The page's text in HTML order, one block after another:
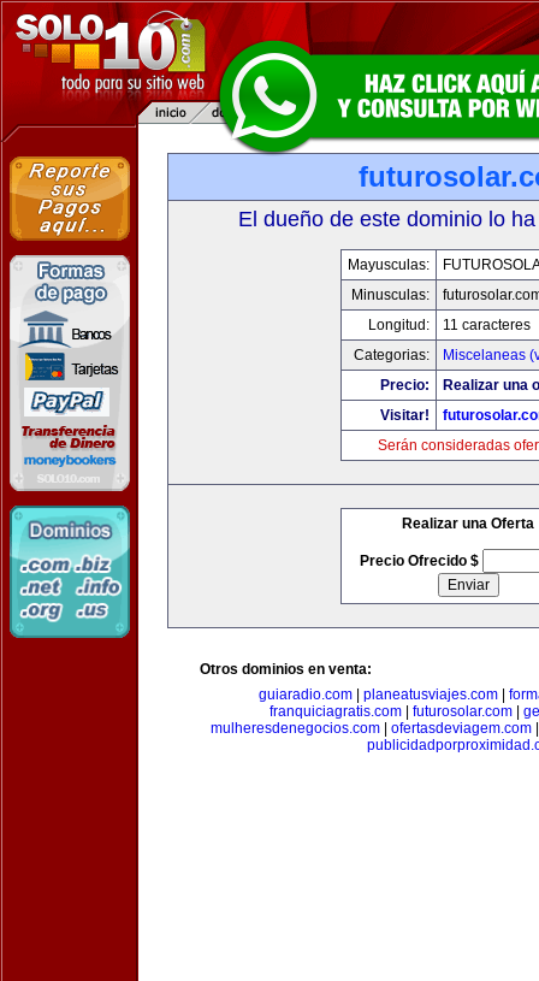
El dueño de este dominio lo
Mayusculas:
Minusculas:
Longitud:
11 caracteres
Categorias:
Miscelaneas
Precio:
Realizar una
Visitar!
Serán consideradas
Realizar una Oferta
Precio Ofrecido $
Otros dominios en venta:
guiaradio.com
planeatusviajes.com
franquiciagratis.com
futurosolar.com
mulheresdenegocios.com
ofertasdeviagem.com